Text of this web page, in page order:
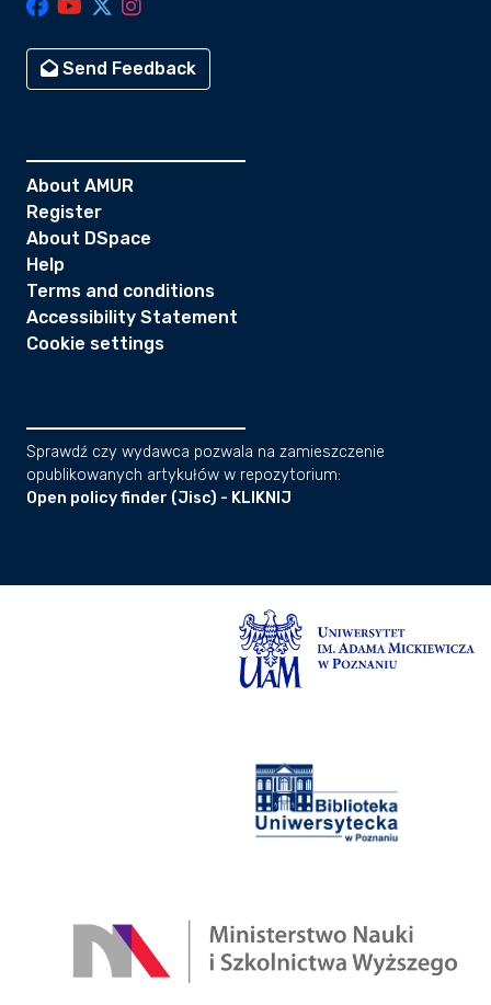
Send Feedback
About AMUR
Register
About DSpace
Help
Terms and conditions
Accessibility Statement
Cookie settings
Sprawdź czy wydawca pozwala na zamieszczenie
opublikowanych artykułów w repozytorium:
Open policy finder (Jisc) - KLIKNIJ